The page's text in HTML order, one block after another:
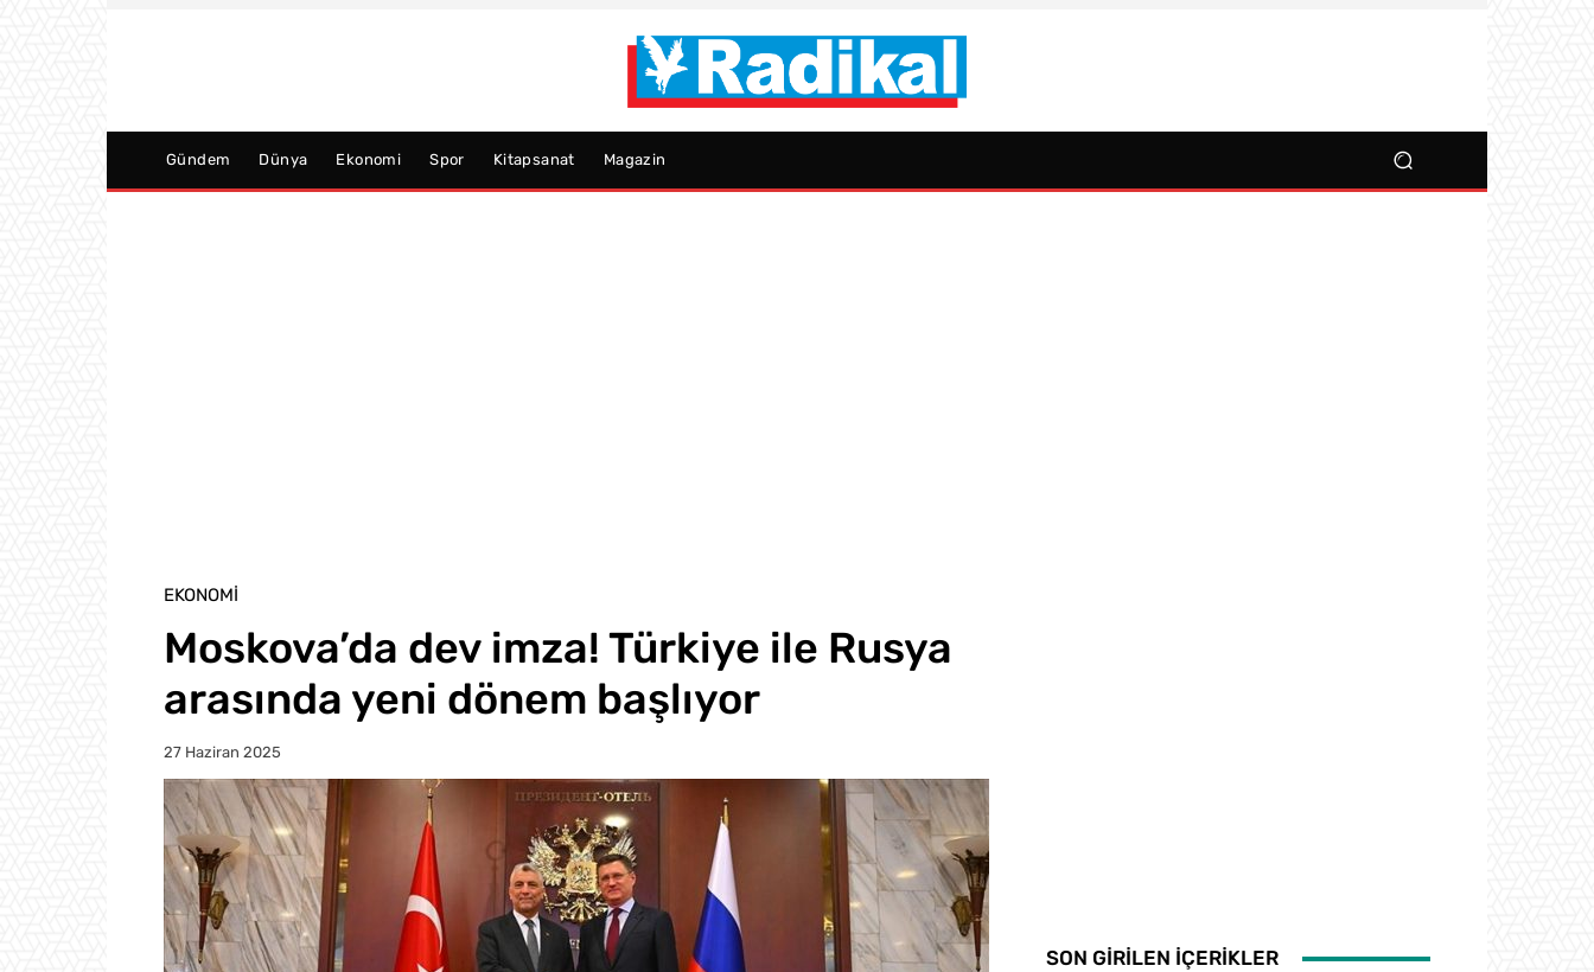
Gündem Dünya Ekonomi Spor Kitapsanat Magazin
EKONOMI
Moskova’da dev imza! Türkiye ile Rusya
arasında yeni dönem başlıyor
27 Haziran 2025
SON GİRİLEN İÇERİKLER